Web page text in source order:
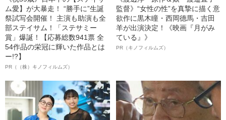
ム愛】が大暴走！ “勝手に”生誕
祭試写会開催！ 主演も助演も全
部ステイサム！「ステサミー
賞」爆誕！【応募総数941票 全
54作品の栄冠に輝いた作品とは
ー!?】
PR（（株）キノフィルムズ）
監督》“女性の性”を真摯に描く意
欲作に黒木瞳・西岡德馬・吉田
羊が出演決定！《映画『月がみ
ている』》
PR（キノフィルムズ）